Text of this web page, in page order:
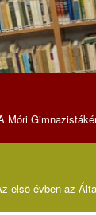
Móri
elsõ évben az